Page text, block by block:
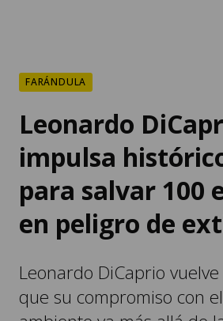
FARÁNDULA
Leonardo
impulsa
para salvar 100
en peligro de
Leonardo DiCaprio
que su compromiso con